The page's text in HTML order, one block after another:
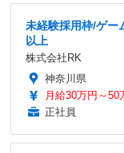
未経験採用枠/ゲー
以上
株式会社RK
神奈川県
月給30万円～50
正社員